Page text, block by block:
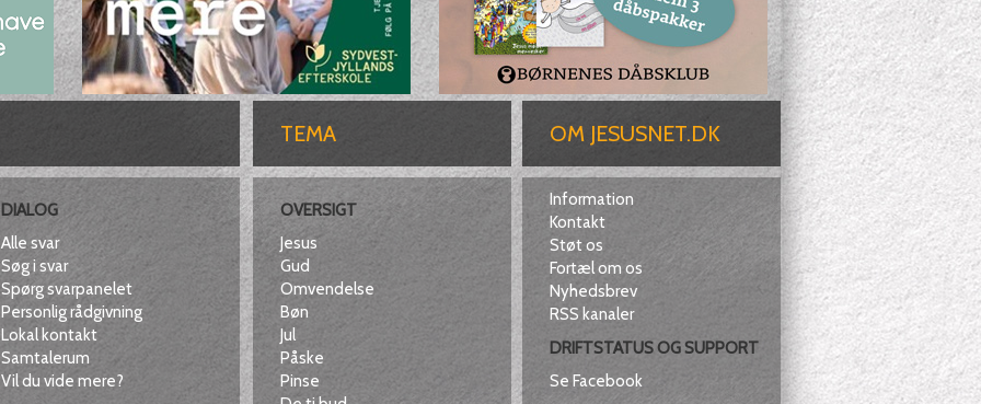
DIALOG
Alle svar
Søg i svar
Spørg svarpanelet
Personlig rådgivning
Lokal kontakt
Samtalerum
Vil du vide mere?
TEMA
OVERSIGT
Jesus
Gud
Omvendelse
Bøn
Jul
Påske
Pinse
OM JESUSNET.DK
Information
Kontakt
Støt os
Fortæl om os
Nyhedsbrev
RSS kanaler
DRIFTSTATUS OG SUPPORT
Se Facebook